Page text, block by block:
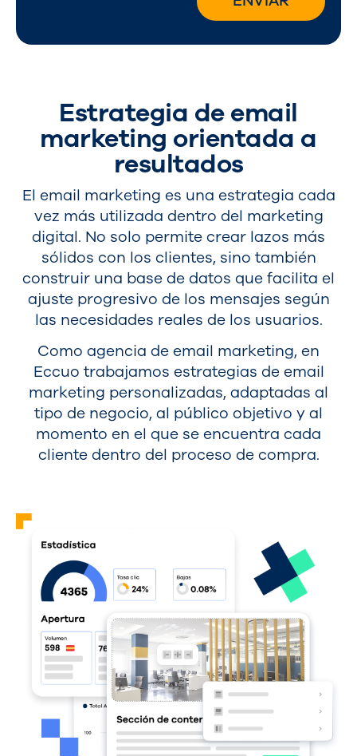
Estrategia de email
marketing orientada a
resultados
El email marketing es una estrategia cada
vez más utilizada dentro del marketing
digital. No solo permite crear lazos más
sólidos con los clientes, sino también
construir una base de datos que facilita el
ajuste progresivo de los mensajes según
las necesidades reales de los usuarios.
Como agencia de email marketing, en
Eccuo trabajamos estrategias de email
marketing personalizadas, adaptadas al
tipo de negocio, al público objetivo y al
momento en el que se encuentra cada
cliente dentro del proceso de compra.